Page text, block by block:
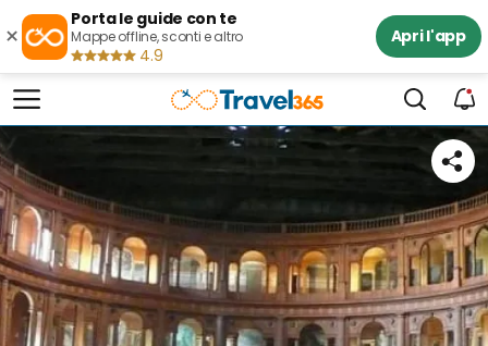
×
Porta le guide con te
Mappe offline, sconti e altro
4.9
Apri l'app